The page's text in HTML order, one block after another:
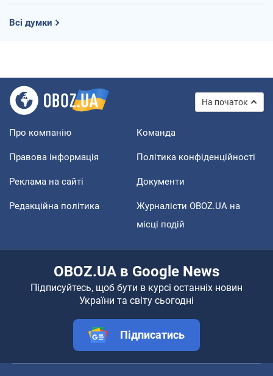
Всі думки
На початок
Про компанію Команда
Правова інформація Політика конфіденційності
Реклама на сайті Документи
Редакційна політика
Журналісти OBOZ.UA на
місці подій
OBOZ.UA в Google News
Підписуйтесь, щоб бути в курсі останніх новин
України та світу сьогодні
Підписатись